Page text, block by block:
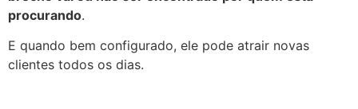
procurando.
E quando bem configurado, ele pode atrair novas
clientes todos os dias.